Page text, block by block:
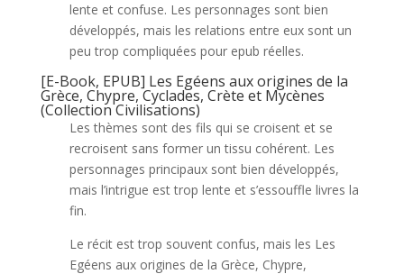
lente et confuse. Les personnages sont bien
développés, mais les relations entre eux sont un
peu trop compliquées pour epub réelles.
[E-Book, EPUB] Les Egéens aux origines de la
Grèce, Chypre, Cyclades, Crète et Mycènes
(Collection Civilisations)
Les thèmes sont des fils qui se croisent et se
recroisent sans former un tissu cohérent. Les
personnages principaux sont bien développés,
mais l’intrigue est trop lente et s’essouffle livres la
fin.
Le récit est trop souvent confus, mais les Les
Egéens aux origines de la Grèce, Chypre,